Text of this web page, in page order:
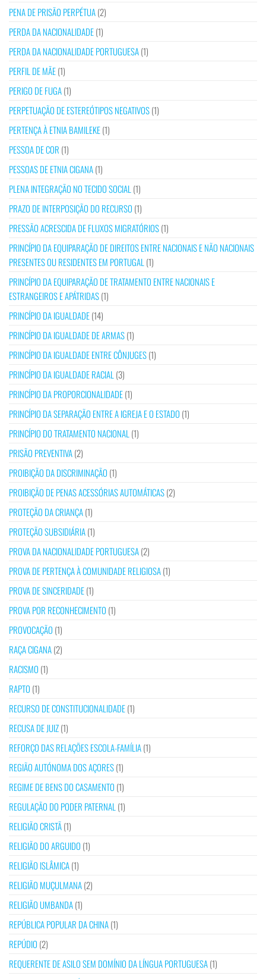
PENA DE PRISÃO PERPÉTUA(2)
PERDA DA NACIONALIDADE(1)
PERDA DA NACIONALIDADE PORTUGUESA(1)
PERFIL DE MÃE(1)
PERIGO DE FUGA(1)
PERPETUAÇÃO DE ESTEREÓTIPOS NEGATIVOS(1)
PERTENÇA À ETNIA BAMILEKE(1)
PESSOA DE COR (1)
PESSOAS DE ETNIA CIGANA(1)
PLENA INTEGRAÇÃO NO TECIDO SOCIAL (1)
PRAZO DE INTERPOSIÇÃO DO RECURSO (1)
PRESSÃO ACRESCIDA DE FLUXOS MIGRATÓRIOS(1)
PRINCÍPIO DA EQUIPARAÇÃO DE DIREITOS ENTRE NACIONAIS E NÃO NACIONAIS
PRESENTES OU RESIDENTES EM PORTUGAL (1)
PRINCÍPIO DA EQUIPARAÇÃO DE TRATAMENTO ENTRE NACIONAIS E
ESTRANGEIROS E APÁTRIDAS(1)
PRINCÍPIO DA IGUALDADE(14)
PRINCÍPIO DA IGUALDADE DE ARMAS(1)
PRINCÍPIO DA IGUALDADE ENTRE CÔNJUGES(1)
PRINCÍPIO DA IGUALDADE RACIAL (3)
PRINCÍPIO DA PROPORCIONALIDADE(1)
PRINCÍPIO DA SEPARAÇÃO ENTRE A IGREJA E O ESTADO (1)
PRINCÍPIO DO TRATAMENTO NACIONAL (1)
PRISÃO PREVENTIVA(2)
PROIBIÇÃO DA DISCRIMINAÇÃO (1)
PROIBIÇÃO DE PENAS ACESSÓRIAS AUTOMÁTICAS(2)
PROTEÇÃO DA CRIANÇA(1)
PROTEÇÃO SUBSIDIÁRIA(1)
PROVA DA NACIONALIDADE PORTUGUESA(2)
PROVA DE PERTENÇA À COMUNIDADE RELIGIOSA(1)
PROVA DE SINCERIDADE(1)
PROVA POR RECONHECIMENTO (1)
PROVOCAÇÃO (1)
RAÇA CIGANA(2)
RACISMO (1)
RAPTO (1)
RECURSO DE CONSTITUCIONALIDADE(1)
RECUSA DE JUIZ(1)
REFORÇO DAS RELAÇÕES ESCOLA-FAMÍLIA(1)
REGIÃO AUTÓNOMA DOS AÇORES(1)
REGIME DE BENS DO CASAMENTO (1)
REGULAÇÃO DO PODER PATERNAL (1)
RELIGIÃO CRISTÃ(1)
RELIGIÃO DO ARGUIDO (1)
RELIGIÃO ISLÂMICA(1)
RELIGIÃO MUÇULMANA(2)
RELIGIÃO UMBANDA(1)
REPÚBLICA POPULAR DA CHINA(1)
REPÚDIO (2)
REQUERENTE DE ASILO SEM DOMÍNIO DA LÍNGUA PORTUGUESA(1)